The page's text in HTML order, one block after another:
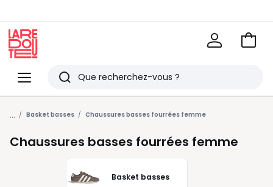
Menu
Redoute
Rechercher
Derniers
articles
vus
Voir
... Basket basses Chaussures basses fourrées femme
Chaussures basses fourrées femme
Basket basses